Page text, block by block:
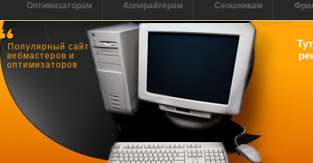
Оптимизаторам Копирайтерам Сеошникам
Популярный сайт
вебмастеров и
оптимизаторов